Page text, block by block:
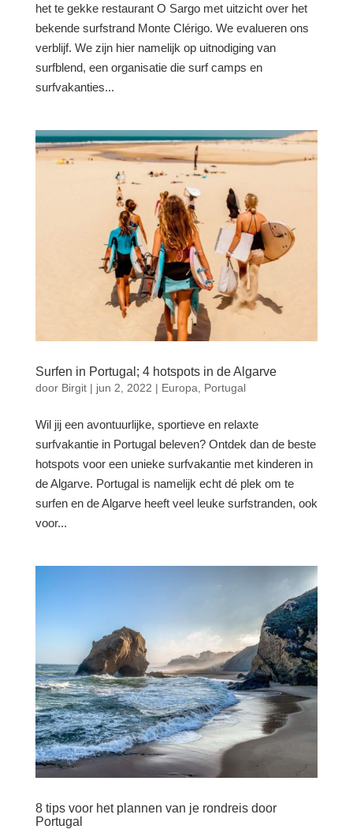
het te gekke restaurant O Sargo met uitzicht over het
bekende surfstrand Monte Clérigo. We evalueren ons
verblijf. We zijn hier namelijk op uitnodiging van
surfblend, een organisatie die surf camps en
surfvakanties...
Surfen in Portugal; 4 hotspots in de Algarve
door Birgit| jun 2, 2022 | Europa, Portugal
Wil jij een avontuurlijke, sportieve en relaxte
surfvakantie in Portugal beleven? Ontdek dan de beste
hotspots voor een unieke surfvakantie met kinderen in
de Algarve. Portugal is namelijk echt dé plek om te
surfen en de Algarve heeft veel leuke surfstranden, ook
voor...
8 tips voor het plannen van je rondreis door
Portugal